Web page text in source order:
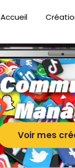
Accueil
Voir mes